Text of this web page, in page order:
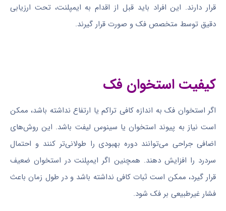
قرار دارند. این افراد باید قبل از اقدام به ایمپلنت، تحت ارزیابی
دقیق توسط متخصص فک و صورت قرار گیرند.
کیفیت استخوان فک
اگر استخوان فک به اندازه کافی تراکم یا ارتفاع نداشته باشد، ممکن
است نیاز به پیوند استخوان یا سینوس لیفت باشد. این روش‌های
اضافی جراحی می‌توانند دوره بهبودی را طولانی‌تر کنند و احتمال
سردرد را افزایش دهند. همچنین اگر ایمپلنت در استخوان ضعیف
قرار گیرد، ممکن است ثبات کافی نداشته باشد و در طول زمان باعث
فشار غیرطبیعی بر فک شود.